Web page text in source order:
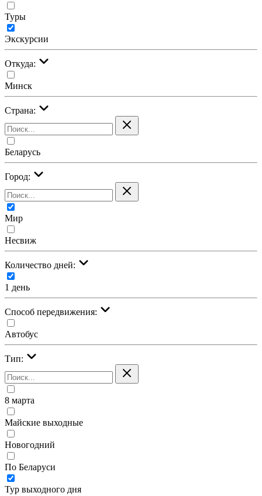
Туры
Экскурсии
Откуда:
Минск
Страна:
Беларусь
Город:
Мир
Несвиж
Количество дней:
1 день
Cпособ передвижения:
Автобус
Тип:
8 марта
Майские выходные
Новогодний
По Беларуси
Тур выходного дня